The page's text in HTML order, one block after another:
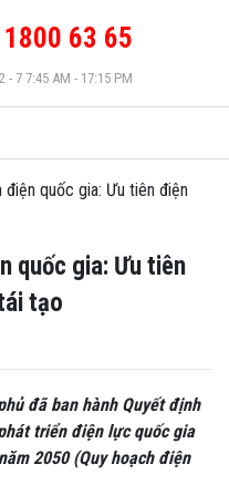
1800 63 65
- 7 7:45 AM - 17:15 PM
quốc gia: Ưu tiên điện
quốc gia: Ưu tiên
tạo
đã ban hành Quyết định
triển điện lực quốc gia
2050 (Quy hoạch điện